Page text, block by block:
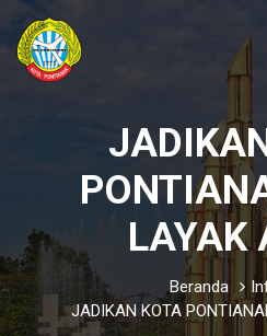
LAYAK
Beranda
JADIKAN KOTA